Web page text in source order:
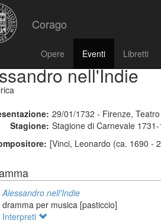
Corago
Opere Eventi Libretti
nell'Indie
29/01/1732 - Firenze,
Stagione: Stagione di Carnevale
[Vinci, Leonardo (ca. 1690 -
Alessandro nell'Indie
dramma per musica [pasticcio]
Interpreti